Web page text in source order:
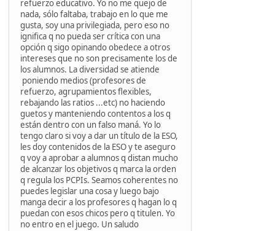
refuerzo educativo. Yo no me quejo de
nada, sólo faltaba, trabajo en lo que me
gusta, soy una privilegiada, pero eso no
ignifica q no pueda ser crítica con una
opción q sigo opinando obedece a otros
intereses que no son precisamente los de
los alumnos. La diversidad se atiende
poniendo medios (profesores de
refuerzo, agrupamientos flexibles,
rebajando las ratios ...etc) no haciendo
guetos y manteniendo contentos a los q
están dentro con un falso maná. Yo lo
tengo claro si voy a dar un título de la ESO,
les doy contenidos de la ESO y te aseguro
q voy a aprobar a alumnos q distan mucho
de alcanzar los objetivos q marca la orden
q regula los PCPIs. Seamos coherentes no
puedes legislar una cosa y luego bajo
manga decir a los profesores q hagan lo q
puedan con esos chicos pero q titulen. Yo
no entro en el juego. Un saludo